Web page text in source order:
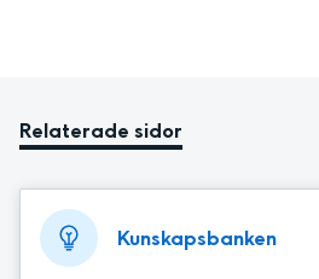
Relaterade sidor
Kunskapsbanken